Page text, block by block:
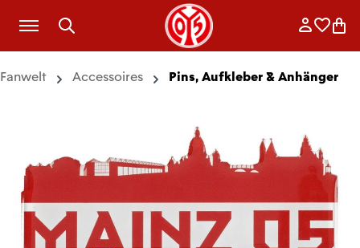
Zum Hauptinhalt springen
Fanwelt Accessoires Pins, Aufkleber & Anhänger